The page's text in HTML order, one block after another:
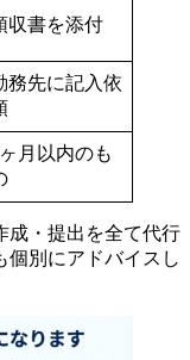
収書を添付
務先に記入依
月以内のも
成・提出を全て代行
個別にアドバイスし